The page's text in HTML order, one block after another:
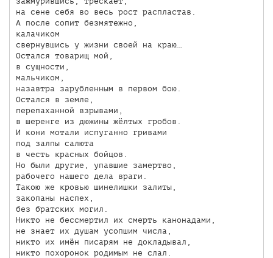
на сене себя во весь рост распластав.
А после сопит безмятежно,
калачиком
свернувшись у жизни своей на краю…
Остался товарищ мой,
в сущности,
мальчиком,
назавтра зарубленным в первом бою.
Остался в земле,
перепаханной взрывами,
в шеренге из дюжины жёлтых гробов.
И кони мотали испуганно гривами
под залпы салюта
в честь красных бойцов.
Но были другие, упавшие замертво,
рабочего нашего дела враги.
Такою же кровью шинелишки залиты,
закопаны наспех,
без братских могил.
Никто не бессмертил их смерть канонадами,
не знает их душам усопшим числа,
никто их имён писарям не докладывал,
никто похоронок родимым не слал.